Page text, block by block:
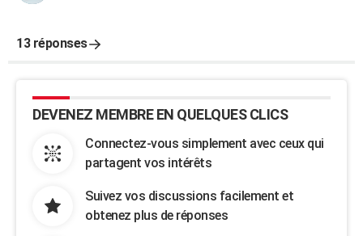
13 réponses
DEVENEZ MEMBRE EN QUELQUES CLICS
Connectez-vous simplement avec ceux qui
partagent vos intérêts
Suivez vos discussions facilement et
obtenez plus de réponses